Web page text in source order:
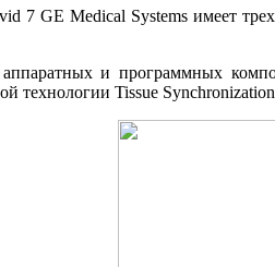
7 GE Medical Systems имеет
и программных
Tissue